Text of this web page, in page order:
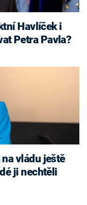
Petra Pavla?
vládu ještě
ji nechtěli